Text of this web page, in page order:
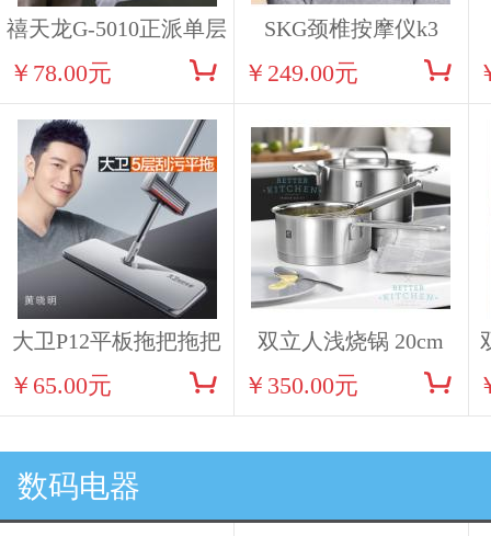
禧天龙G-5010正派单层
柜
￥78.00元
SKG颈椎按摩仪k3
￥249.00元
大卫P12平板拖把拖把
￥65.00元
双立人浅烧锅 20cm
ZW-C122
￥350.00元
数码电器